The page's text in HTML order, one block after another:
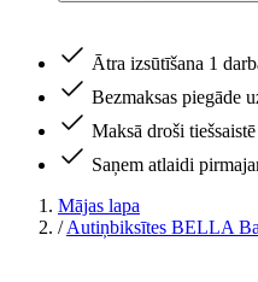
Ātra izsūtīšana 1
Bezmaksas piegāde
Maksā droši
Saņem atlaidi
Mājas lapa
/ Autiņbiksītes BELLA